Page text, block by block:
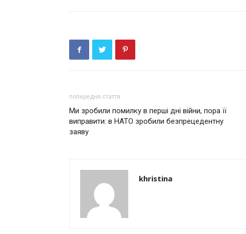
попередня стаття
Ми зробили помилку в перші дні війни, пора її
виправити: в НАТО зробили безпрецедентну
заяву
khristina